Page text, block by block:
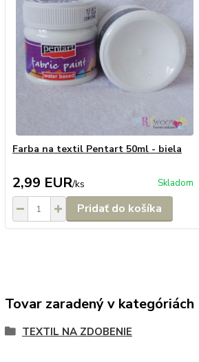
Farba na textil Pentart 50ml - biela
2,99 EUR/ks Skladom
Pridať do košíka
Tovar zaradený v kategóriách
TEXTIL NA ZDOBENIE